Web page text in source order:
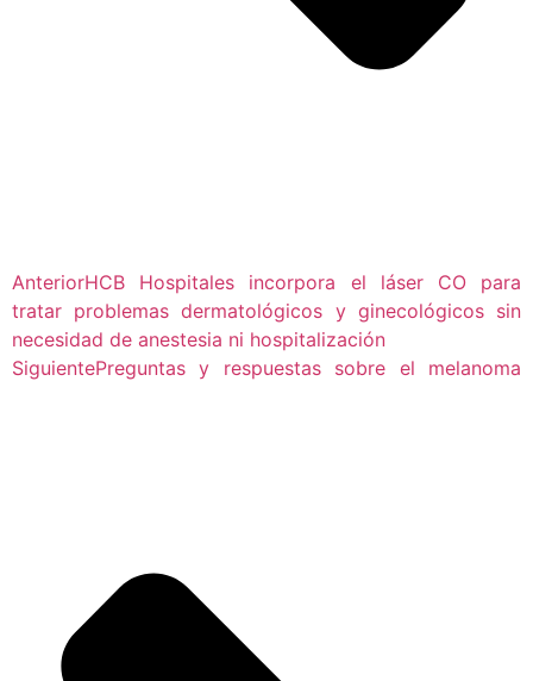
AnteriorHCB Hospitales incorpora el láser CO para
tratar problemas dermatológicos y ginecológicos sin
necesidad de anestesia ni hospitalización
SiguientePreguntas y respuestas sobre el melanoma